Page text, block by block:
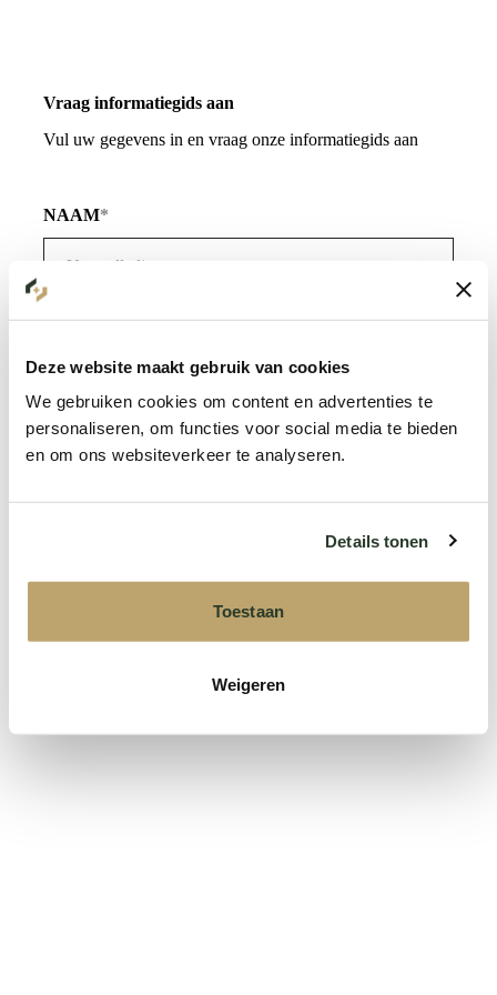
Deze website maakt gebruik van cookies
We gebruiken cookies om content en advertenties te
personaliseren, om functies voor social media te bieden
en om ons websiteverkeer te analyseren.
Details tonen
Toestaan
Weigeren
Vraag informatiegids aan
Vul uw gegevens in en vraag onze informatiegids aan
NAAM
TELEFOONNUMMER